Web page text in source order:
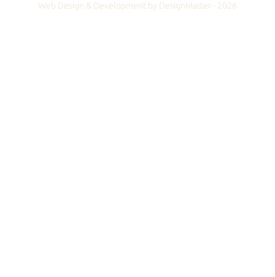
Web Design & Development by DesignMatter - 2026